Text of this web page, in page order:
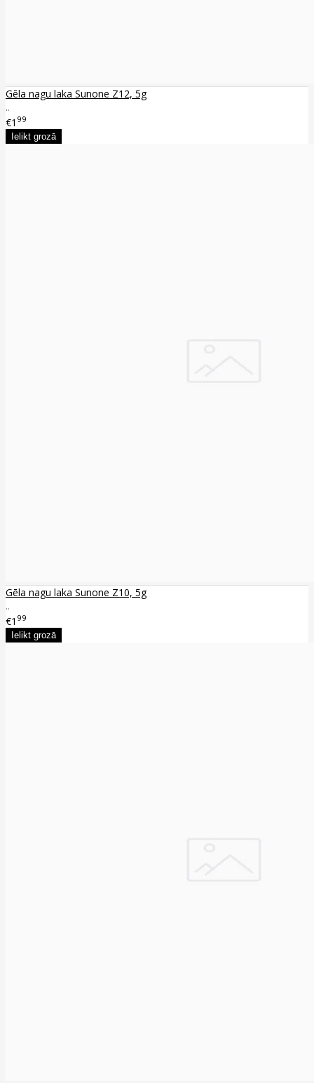
Gēla nagu laka Sunone Z12, 5g
..
€1 99
Gēla nagu laka Sunone Z10, 5g
..
€1 99